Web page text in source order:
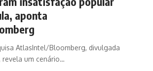
aponta
AtlasIntel/Bloomberg, divulgada
revela um cenário…